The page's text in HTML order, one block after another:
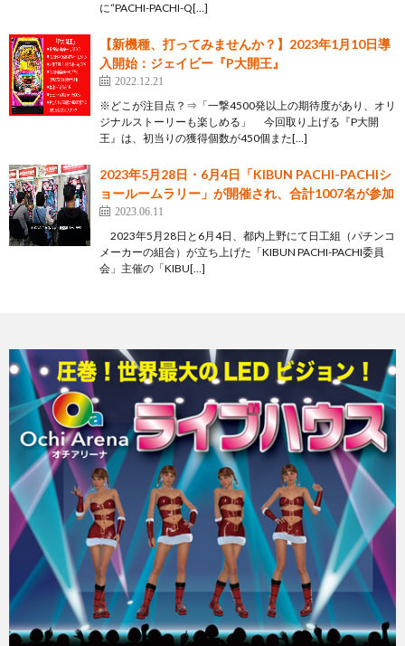
に“PACHI-PACHI-Q[…]
【新機種、打ってみませんか？】2023年1月10日導
入開始：ジェイビー『P大開王』
2022.12.21
※どこが注目点？⇒「一撃4500発以上の期待度があり、オリ
ジナルストーリーも楽しめる」 今回取り上げる『P大開
王』は、初当りの獲得個数が450個また[…]
2023年5月28日・6月4日「KIBUN PACHI-PACHIシ
ョールームラリー」が開催され、合計1007名が参加
2023.06.11
2023年5月28日と6月4日、都内上野にて日工組（パチンコ
メーカーの組合）が立ち上げた「KIBUN PACHI-PACHI委員
会」主催の「KIBU[…]